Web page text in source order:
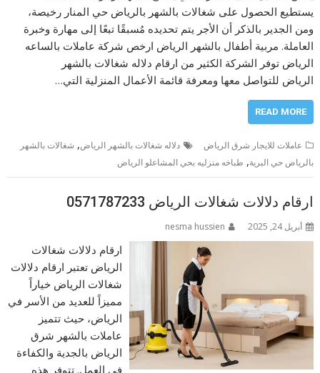
يستطيع الحصول على شغالات بالشهر بالرياض حي المنار رخيصة،
ومن الجدير بالذكر أن الأجر يتم تحديده مُسبقًا تبعًا إلى مهارة وخبرة
العاملة. مربية أطفال بالشهر الرياض ارخص شركة عاملات بالساعه
الرياض توفر الشركة الكثير من ارقام دلاله شغالات بالشهر
الرياض للتواصل معها ومعرفة قائمة الأعمال المنزلية التي…
READ MORE
عاملات للايجار شرق الرياض دلاله شغالات بالشهر الرياض, شغالات بالشهر
بالرياض حي البرية, طباخه منزليه بحي المشاعلو الرياض
ارقام دلالات شغالات الرياض 0571787233
أبريل 24, 2025 nesma hussien
ارقام دلالات شغالات
الرياض تعتبر ارقام دلالات
شغالات الرياض خياراً
مميزاً للعديد من الأسر في
الرياض، حيث تتميز
عاملات بالشهر شرق
الرياض بالجدية والكفاءة
في العمل. تتوفر هذه